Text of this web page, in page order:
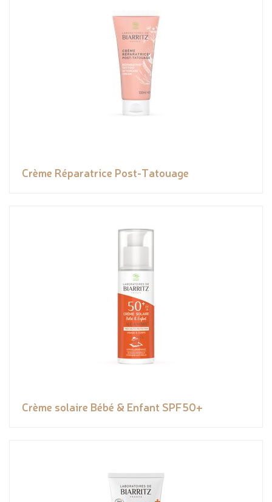
Crème Réparatrice Post-Tatouage
Crème solaire Bébé & Enfant SPF50+